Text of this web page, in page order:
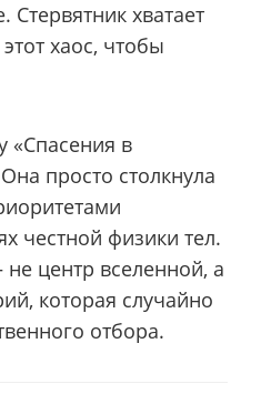
Стервятник хватает
хаос, чтобы
«Спасения в
просто столкнула
честной физики тел.
центр вселенной, а
которая случайно
отбора.